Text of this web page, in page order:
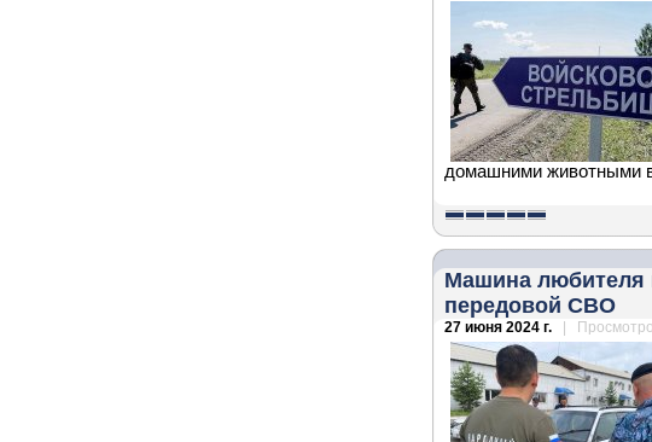
домашними животными
Машина любителя
передовой СВО
27 июня 2024 г. |